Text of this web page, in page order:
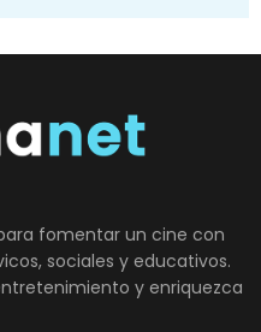
fomentar un cine con
sociales y educativos.
y enriquezca